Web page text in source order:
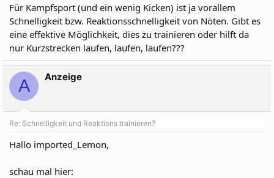
Für Kampfsport (und ein wenig Kicken) ist ja vorallem
Schnelligkeit bzw. Reaktionsschnelligkeit von Nöten. Gibt es
eine effektive Möglichkeit, dies zu trainieren oder hilft da
nur Kurzstrecken laufen, laufen, laufen???
A Anzeige
Re: Schnelligkeit und Reaktions trainieren?
Hallo imported_Lemon,
schau mal hier: